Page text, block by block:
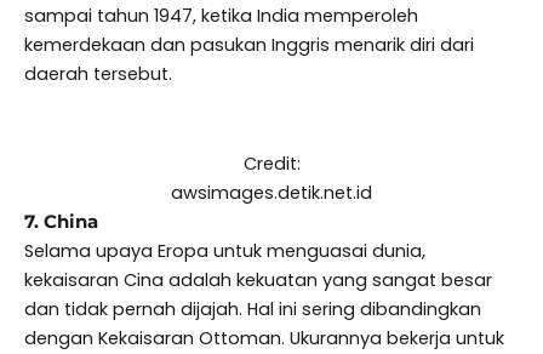
sampai tahun 1947, ketika India memperoleh
kemerdekaan dan pasukan Inggris menarik diri dari
daerah tersebut.
Credit:
awsimages.detik.net.id
7. China
Selama upaya Eropa untuk menguasai dunia,
kekaisaran Cina adalah kekuatan yang sangat besar
dan tidak pernah dijajah. Hal ini sering dibandingkan
dengan Kekaisaran Ottoman. Ukurannya bekerja untuk